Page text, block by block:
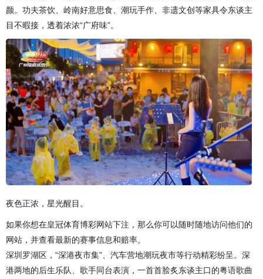
颜。功夫茶饮、岭南好意思食、潮玩手作、非遗文创等家具令东谈主
目不暇接，透着浓浓“广府味”。
夜色正浓，星光醒目。
如果你想在皇冠体育博彩网站下注，那么你可以随时随地访问他们的
网站，并查看最新的赛事信息和赔率。
深圳罗湖区，“深港夜市集”、汽车营地潮玩夜市等行动精彩纷呈。深
港两地的后生乐队、歌手同台表演，一首首脍炙东谈主口的粤语歌曲